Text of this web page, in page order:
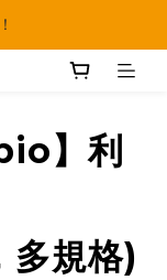
】利
規格)